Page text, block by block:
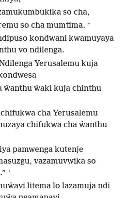
so cha,
so cha mumtima. +
kondwani kwamuyaya
vo ndilenga.
Yerusalemu kuja
ŵanthu ŵaki kuja chinthu
cha Yerusalemu
chifukwa cha ŵanthu
pamwenga kutenje
vazamuvwika so
+
litema lo lazamuja ndi